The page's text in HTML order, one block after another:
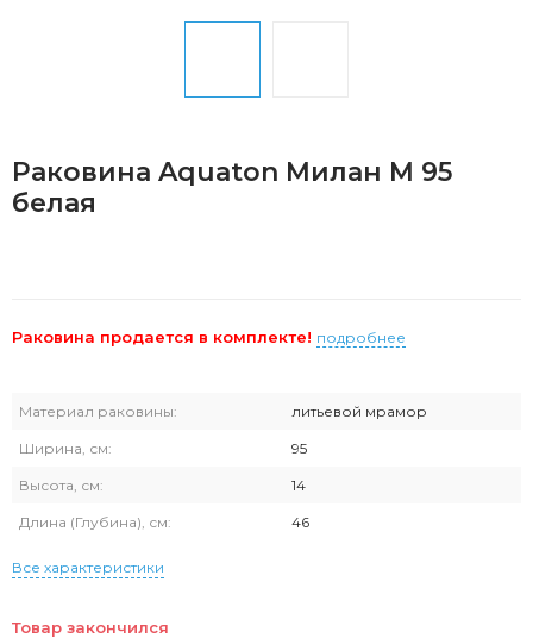
Раковина Aquaton Милан М 95
белая
Раковина продается в комплекте! подробнее
Материал раковины: литьевой мрамор
Ширина, см: 95
Высота, см: 14
Длина (Глубина), см: 46
Все характеристики
Товар закончился